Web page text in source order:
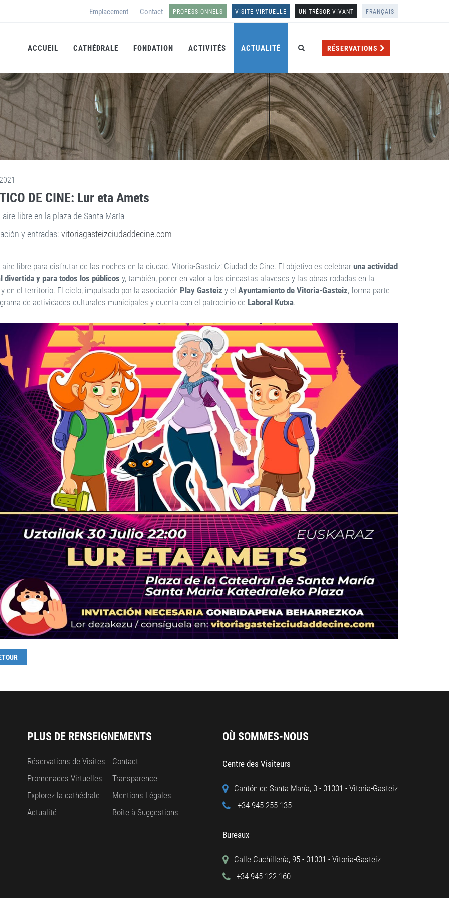
Emplacement | Contact PROFESSIONNELS VISITE VIRTUELLE UN TRÉSOR VIVANT FRANÇAIS
ACCUEIL CATHÉDRALE FONDATION ACTIVITÉS ACTUALITÉ RÉSERVATIONS
DE CINE: Lur eta Amets
aire libre en la plaza de Santa María
y entradas: vitoriagasteizciudaddecine.com
libre para disfrutar de las noches en la ciudad. Vitoria-Gasteiz: Ciudad de Cine. El objetivo es celebrar una actividad
divertida y para todos los públicos y, también, poner en valor a los cineastas alaveses y las obras rodadas en la
en el territorio. El ciclo, impulsado por la asociación Play Gasteiz y el Ayuntamiento de Vitoria-Gasteiz, forma parte
de actividades culturales municipales y cuenta con el patrocinio de Laboral Kutxa.
PLUS DE RENSEIGNEMENTS
Réservations de Visites
Promenades Virtuelles
Explorez la cathédrale
Actualité
Contact
Transparence
Mentions Légales
Boîte à Suggestions
OÙ SOMMES-NOUS
Centre des Visiteurs
Cantón de Santa María, 3 - 01001 - Vitoria-Gasteiz
+34 945 255 135
Bureaux
Calle Cuchillería, 95 - 01001 - Vitoria-Gasteiz
+34 945 122 160